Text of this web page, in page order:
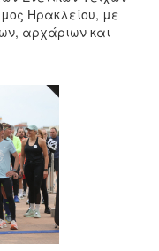
Ηρακλείου, με
αρχάριων και